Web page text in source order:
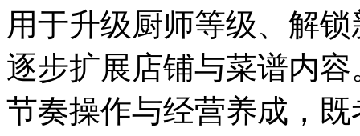
用于升级厨师等级、解
逐步扩展店铺与菜谱内
节奏操作与经营养成，